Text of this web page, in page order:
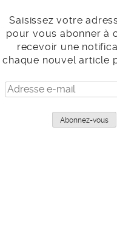
Saisissez votre
pour vous abonner à
recevoir une
chaque nouvel article
Adresse
e-
Abonnez-vous